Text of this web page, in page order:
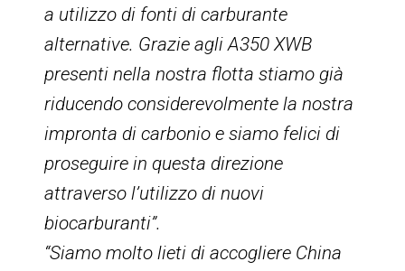
a utilizzo di fonti di carburante
alternative. Grazie agli A350 XWB
presenti nella nostra flotta stiamo già
riducendo considerevolmente la nostra
impronta di carbonio e siamo felici di
proseguire in questa direzione
attraverso l’utilizzo di nuovi
biocarburanti”.
“Siamo molto lieti di accogliere China